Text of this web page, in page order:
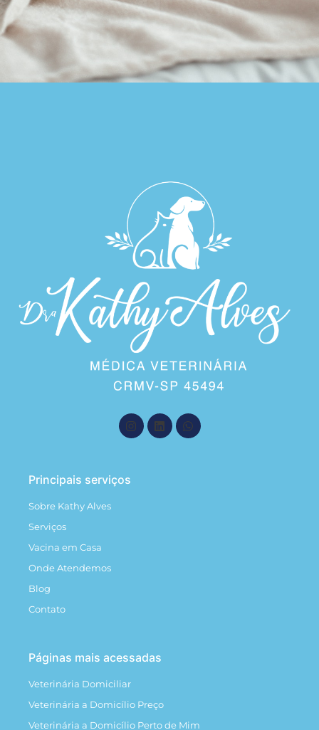
Principais serviços
Sobre Kathy Alves
Serviços
Vacina em Casa
Onde Atendemos
Blog
Contato
Páginas mais acessadas
Veterinária Domiciliar
Veterinária a Domicílio Preço
Veterinária a Domicílio Perto de Mim